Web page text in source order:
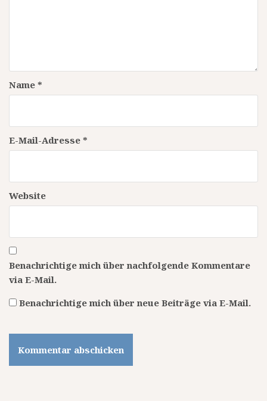
Name *
E-Mail-Adresse *
Website
Benachrichtige mich über nachfolgende Kommentare
via E-Mail.
Benachrichtige mich über neue Beiträge via E-Mail.